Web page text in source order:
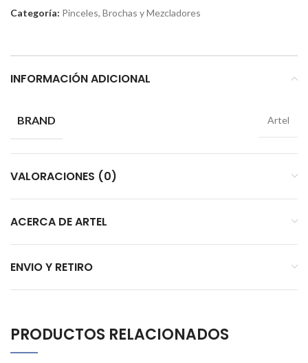
Categoría: Pinceles, Brochas y Mezcladores
INFORMACIÓN ADICIONAL
BRAND Artel
VALORACIONES (0)
ACERCA DE ARTEL
ENVIO Y RETIRO
PRODUCTOS RELACIONADOS